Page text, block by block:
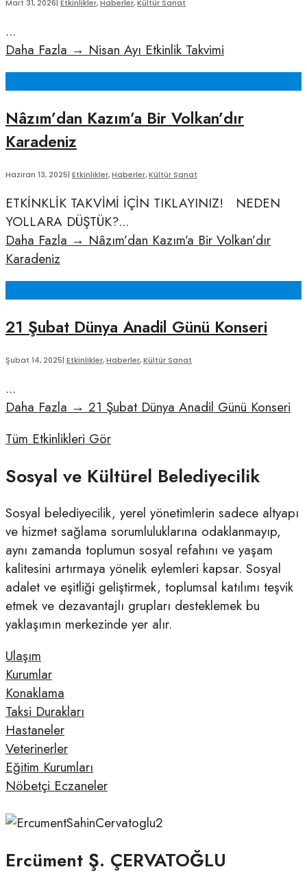
Mart 31, 2026 Etkinlikler,Haberler,Kültür Sanat
...
Daha Fazla → Nisan Ayı Etkinlik Takvimi
Nâzım’dan Kazım’a Bir Volkan’dır
Karadeniz
Haziran 13, 2025| Etkinlikler,Haberler,Kültür Sanat
ETKİNKLİK TAKVİMİ İÇİN TIKLAYINIZ! NEDEN
YOLLARA DÜŞTÜK?...
Daha Fazla → Nâzım’dan Kazım’a Bir Volkan’dır
Karadeniz
21 Şubat Dünya Anadil Günü Konseri
Şubat 14, 2025| Etkinlikler,Haberler,Kültür Sanat
...
Daha Fazla → 21 Şubat Dünya Anadil Günü Konseri
Tüm Etkinlikleri Gör
Sosyal ve Kültürel Belediyecilik
Sosyal belediyecilik, yerel yönetimlerin sadece altyapı
ve hizmet sağlama sorumluluklarına odaklanmayıp,
aynı zamanda toplumun sosyal refahını ve yaşam
kalitesini artırmaya yönelik eylemleri kapsar. Sosyal
adalet ve eşitliği geliştirmek, toplumsal katılımı teşvik
etmek ve dezavantajlı grupları desteklemek bu
yaklaşımın merkezinde yer alır.
Ulaşım
Kurumlar
Konaklama
Taksi Durakları
Hastaneler
Veterinerler
Eğitim Kurumları
Nöbetçi Eczaneler
Ercüment Ş. ÇERVATOĞLU